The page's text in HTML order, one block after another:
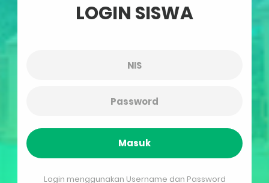
LOGIN SISWA
Masuk
Login menggunakan Username dan Password